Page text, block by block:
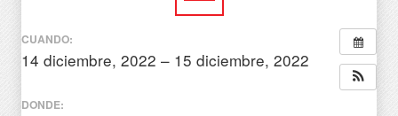
CUANDO:
14 diciembre, 2022 – 15 diciembre, 2022
DONDE: